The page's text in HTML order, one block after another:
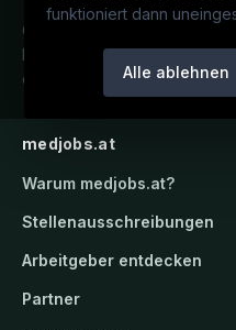
funktioniert dann
Alle ablehnen
Österreichs medizinisches
Karriereportal.Ein Service
candidatis GmbH.
medjobs.at
Warum medjobs.at?
Stellenausschreibungen
Arbeitgeber entdecken
Partner